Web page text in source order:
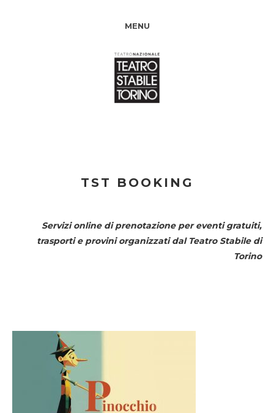
MENU
TST BOOKING
Servizi online di prenotazione per eventi gratuiti,
trasporti e provini organizzati dal Teatro Stabile di
Torino